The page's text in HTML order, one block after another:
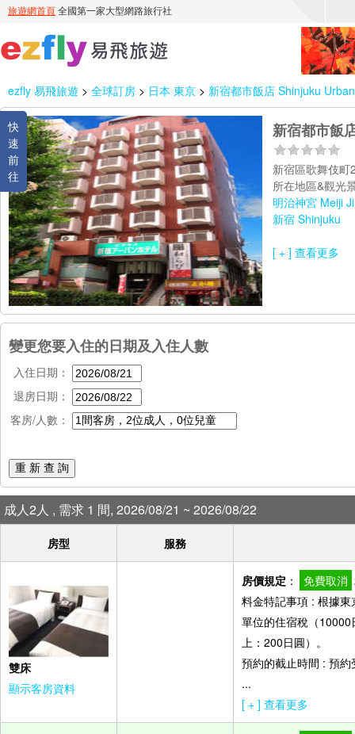
ezfly 易飛旅遊 > 全球訂房 > 日本 東京 > 新宿都市飯店 Shinjuku
快
速
前
往
新宿都市飯
新宿區歌舞伎
所在地區&觀光
明治神宮 Meiji
新宿 Shinjuku
[ + ] 查看更多
變更您要入住的日期及入住人數
入住日期：
退房日期：
客房/人數：
重 新 查 詢
成人2人 , 需求 1 間, 2026/08/21 ~ 2026/08/22
房型 服務
雙床
顯示客房資料
房價規定 ： 免費取消
料金特記事項 : 根據
單位的住宿稅（
上：200日圓）。
預約的截止時間 : 預
...
[ + ] 查看更多